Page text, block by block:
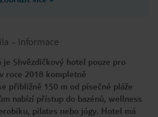
- informace
je 5hvězdičkový hotel pouze pro
roce 2018 kompletně
přibližně 150 m od písečné pláže
nabízí přístup do bazénů, wellness
pilates nebo jógy. Hotel má